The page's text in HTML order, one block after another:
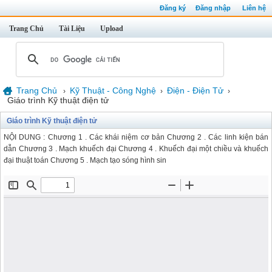
Đăng ký Đăng nhập Liên hệ
Trang Chủ Tài Liệu Upload
Trang Chủ › Kỹ Thuật - Công Nghệ › Điện - Điện Tử ›
Giáo trình Kỹ thuật điện tử
Giáo trình Kỹ thuật điện tử
NỘI DUNG : Chương 1 . Các khái niệm cơ bản Chương 2 . Các linh kiện bán
dẫn Chương 3 . Mạch khuếch đại Chương 4 . Khuếch đại một chiều và khuếch
đại thuật toán Chương 5 . Mạch tạo sóng hình sin